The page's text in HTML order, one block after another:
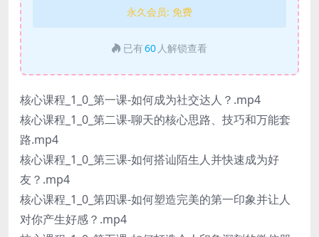
永久会员: 免费
已有60 人解锁查看
核心课程_1_0_第一课-如何成为社交达人？.mp4
核心课程_1_0_第二课-聊天的核心思路、技巧和万能套
路.mp4
核心课程_1_0_第三课-如何搭讪陌生人并快速成为好
友？.mp4
核心课程_1_0_第四课-如何塑造完美的第一印象并让人
对你产生好感？.mp4